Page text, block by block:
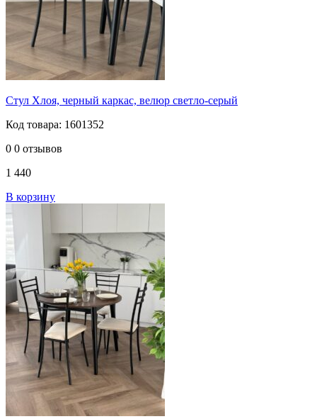
Стул Хлоя, черный каркас, велюр светло-серый
Код товара: 1601352
0 0 отзывов
1 440
В корзину